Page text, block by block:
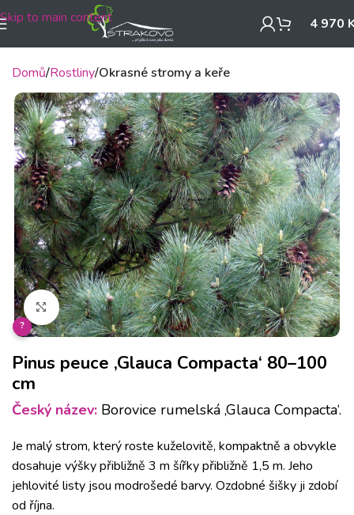
Skip to main content 4 970
Domů Rostliny Okrasné stromy a keře
Klikněte pro zvětšení
?
Pinus peuce ‚Glauca Compacta‘ 80–100
cm
Český název: Borovice rumelská ‚Glauca Compacta‘.
Je malý strom, který roste kuželovitě, kompaktně a obvykle
dosahuje výšky přibližně 3 m šířky přibližně 1,5 m. Jeho
jehlovité listy jsou modrošedé barvy. Ozdobné šišky ji zdobí
od října.